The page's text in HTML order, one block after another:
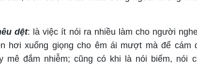
dệt: là việc ít nói ra nhiều làm cho người
hơi xuống giọng cho êm ái mượt mà để cám
mê đắm nhiễm; cũng có khi là nói biếm, nói